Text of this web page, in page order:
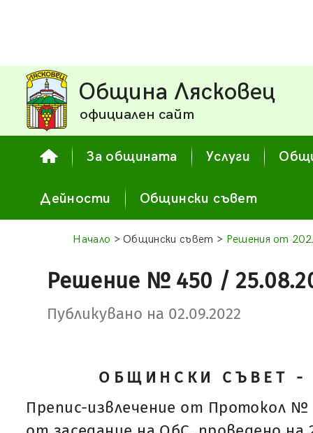
Община Лясковец
официален сайт
За общината Услуги
Дейности Общински съвет
Начало > Общински съвет > Решения от
Решение № 450 /
Публикувано на 02.09.2022
ОБЩИНСКИ СЪВЕТ -
Препис-извлечение от Протокол №